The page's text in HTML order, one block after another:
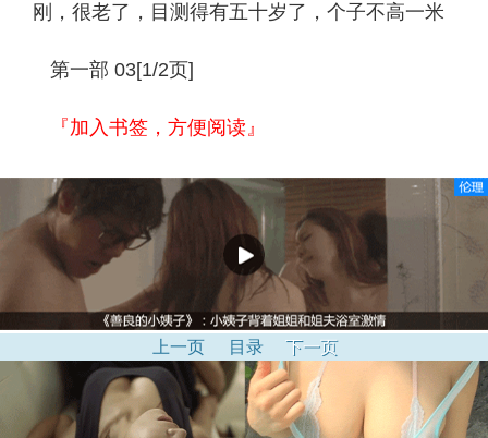
刚，很老了，目测得有五十岁了，个子不高一米
第一部 03[1/2页]
『加入书签，方便阅读』
上一页 目录 下一页